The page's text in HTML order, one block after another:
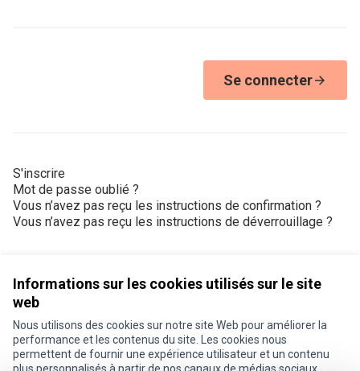
Informations sur les cookies utilisés sur le site
web
Nous utilisons des cookies sur notre site Web pour améliorer la
performance et les contenus du site. Les cookies nous
permettent de fournir une expérience utilisateur et un contenu
Se connecter
S'inscrire
Mot de passe oublié ?
Vous n’avez pas reçu les instructions de confirmation ?
Vous n’avez pas reçu les instructions de déverrouillage ?
Conditions d'utilisation
Paramètres des cookies
Je participe ! sur X
Je participe ! sur Facebook
Je participe ! sur Instagram